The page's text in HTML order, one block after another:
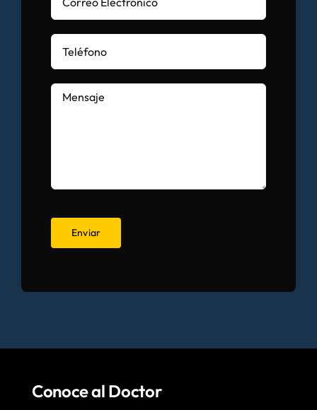
Conoce al Doctor